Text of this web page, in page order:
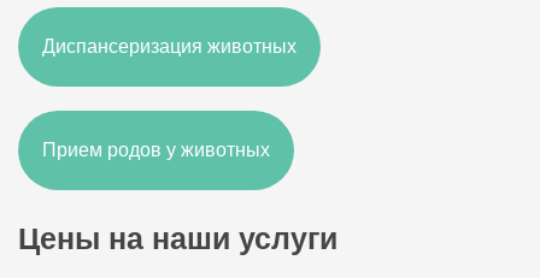
Диспансеризация животных
Прием родов у животных
Цены на наши услуги